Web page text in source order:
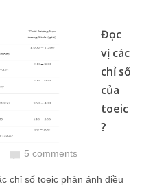
Đọc
vị các
chỉ số
của
toeic
?
5 comments
chỉ số toeic phản ánh điều